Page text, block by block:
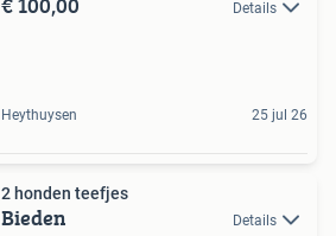
Details
Heythuysen 25 jul 26
2 honden teefjes
Bieden Details